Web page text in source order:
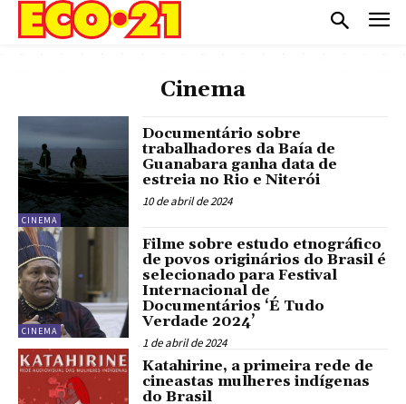
Cinema
CINEMA
Documentário sobre
trabalhadores da Baía de
Guanabara ganha data de
estreia no Rio e Niterói
10 de abril de 2024
CINEMA
Filme sobre estudo etnográfico
de povos originários do Brasil é
selecionado para Festival
Internacional de
Documentários ‘É Tudo
Verdade 2024’
1 de abril de 2024
Katahirine, a primeira rede de
cineastas mulheres indígenas
do Brasil